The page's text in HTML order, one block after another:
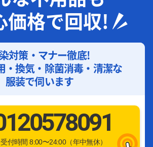
価格で回収!
対策・マナー徹底!
・換気・除菌消毒・清潔な
服装で伺います
受付時間 8:00〜24:00（年中無休）